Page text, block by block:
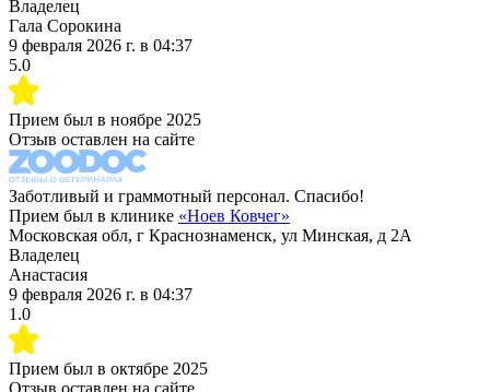
Владелец
Гала Сорокина
9 февраля 2026 г. в 04:37
5.0
Прием был в ноябре 2025
Отзыв оставлен на сайте
Заботливый и граммотный персонал. Спасибо!
Прием был в клинике «Ноев Ковчег»
Московская обл, г Краснознаменск, ул Минская, д 2А
Владелец
Анастасия
9 февраля 2026 г. в 04:37
1.0
Прием был в октябре 2025
Отзыв оставлен на сайте